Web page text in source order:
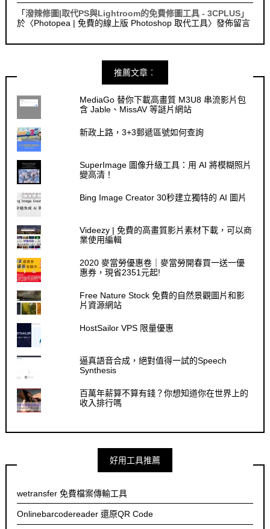
「潑辣修圖|取代PS與Lightroom的免費修圖工具 - 3CPLUS」
於〈Photopea | 免費的線上版 Photoshop 取代工具〉發佈留言
推薦文章︰
MediaGo 替你下載高畫質 M3U8 串流影片包
含 Jable、MissAV 等謎片網站
新政上路，3+3郵遞區號如何查詢
SuperImage 圖像升級工具：用 AI 將模糊照片
變高清！
Bing Image Creator 30秒建立獨特的 AI 圖片
Videezy | 免費的高畫質影片素材下載，可以商
業使用編輯
2020 麥當勞優惠卷｜麥當勞開春買一送一優
惠券，現省2351元起!
Free Nature Stock 免費的自然景觀圖片和影
片資源網站
HostSailor VPS 限量優惠
逼真語音合成，絕對值得一試的Speech
Synthesis
百萬年薪算不算有錢？你想知道你在世界上的
收入排行嗎
好用工具推薦
wetransfer 免費檔案傳輸工具
Onlinebarcodereader 還原QR Code